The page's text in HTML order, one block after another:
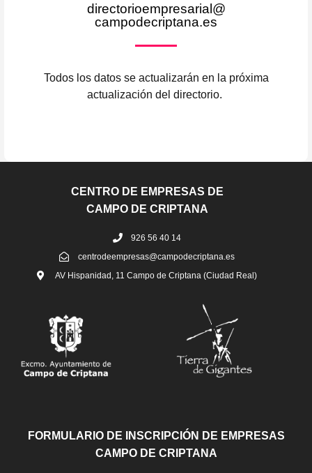
directorioempresarial@
campodecriptana.es
Todos los datos se actualizarán en la próxima
actualización del directorio.
CENTRO DE EMPRESAS DE
CAMPO DE CRIPTANA
926 56 40 14
centrodeempresas@campodecriptana.es
AV Hispanidad, 11 Campo de Criptana (Ciudad Real)
FORMULARIO DE INSCRIPCIÓN DE EMPRESAS
CAMPO DE CRIPTANA